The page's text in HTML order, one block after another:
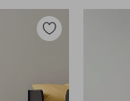
Dodaj